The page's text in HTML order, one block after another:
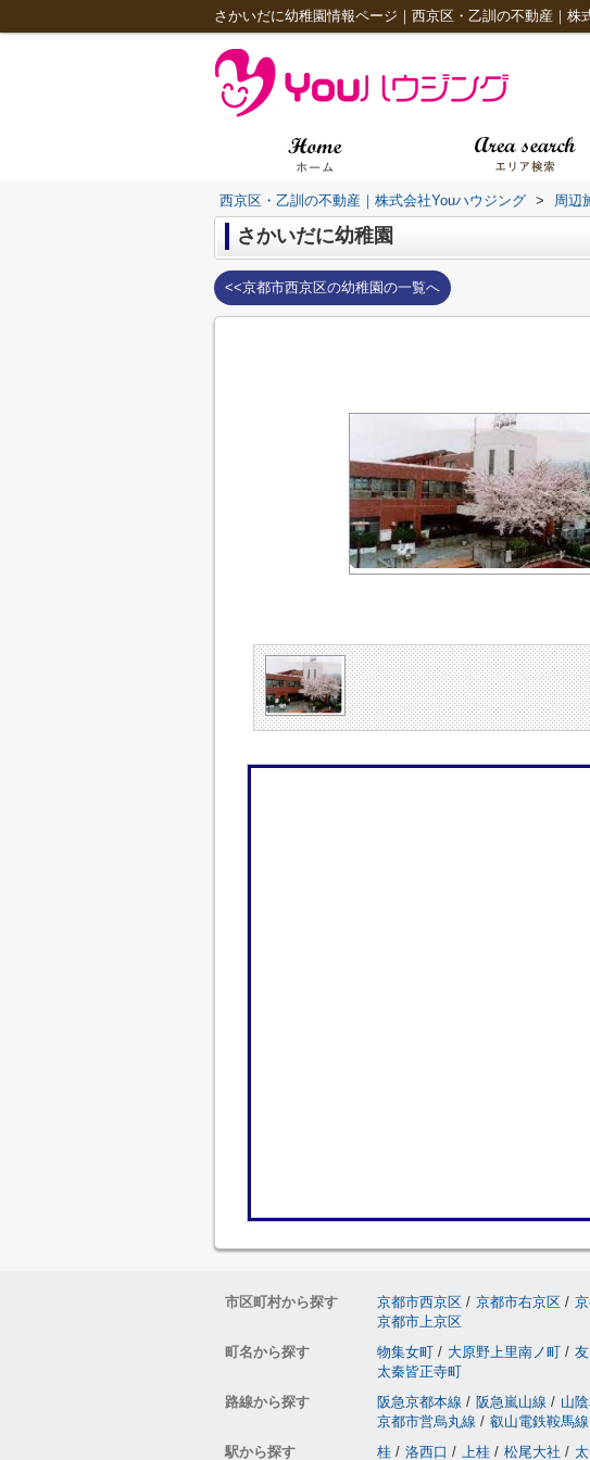
さかいだに幼稚園情報ページ｜西京区・乙訓の不動産｜株
西京区・乙訓の不動産｜株式会社Youハウジング > 周辺
さかいだに幼稚園
<<京都市西京区の幼稚園の一覧へ
市区町村から探す 京都市西京区 / 京都市右京区 /
京都市上京区
町名から探す
物集女町 / 大原野上里南ノ町 /
太秦皆正寺町
路線から探す
阪急京都本線 / 阪急嵐山線 / 山
京都市営烏丸線 / 叡山電鉄鞍馬線
駅から探す
桂 / 洛西口 / 上桂 / 松尾大社 /